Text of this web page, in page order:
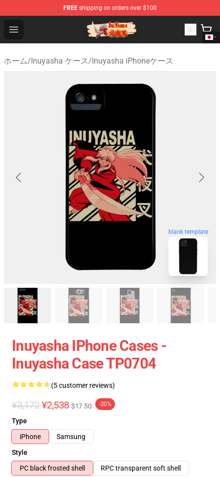
FREE shipping on orders over $100
Open menu
Inuyasha Store - Official Inuyasha Merchandise Shop
ホーム/Inuyasha ケース/Inuyasha iPhoneケース
blank template
Inuyasha IPhone Cases -
Inuyasha Case TP0704
(5 customer reviews)
¥3,172 ¥2,538 $17.50 -20%
Type
iPhone
Samsung
Style
PC black frosted shell
RPC transparent soft shell